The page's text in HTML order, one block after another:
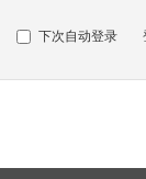
下次自动登录